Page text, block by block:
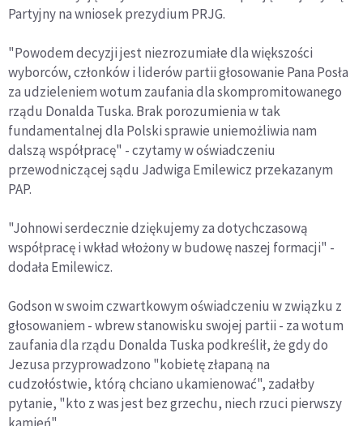
Partyjny na wniosek prezydium PRJG.
"Powodem decyzji jest niezrozumiałe dla większości
wyborców, członków i liderów partii głosowanie Pana Posła
za udzieleniem wotum zaufania dla skompromitowanego
rządu Donalda Tuska. Brak porozumienia w tak
fundamentalnej dla Polski sprawie uniemożliwia nam
dalszą współpracę" - czytamy w oświadczeniu
przewodniczącej sądu Jadwiga Emilewicz przekazanym
PAP.
"Johnowi serdecznie dziękujemy za dotychczasową
współpracę i wkład włożony w budowę naszej formacji" -
dodała Emilewicz.
Godson w swoim czwartkowym oświadczeniu w związku z
głosowaniem - wbrew stanowisku swojej partii - za wotum
zaufania dla rządu Donalda Tuska podkreślił, że gdy do
Jezusa przyprowadzono "kobietę złapaną na
cudzołóstwie, którą chciano ukamienować", zadałby
pytanie, "kto z was jest bez grzechu, niech rzuci pierwszy